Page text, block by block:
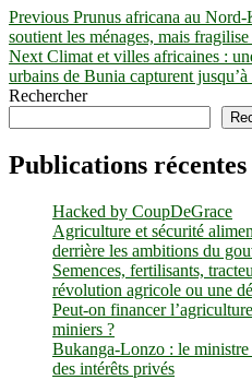
Navigation
de
l’article
Previous Previous
post:
Prunus africana au
soutient les ménages, mais
Next Next
post:
Climat et villes africaines :
urbains de Bunia capturent
Rechercher
Publications récentes
Hacked by CoupDeGrace
Agriculture et sécurité
derrière les ambitions du
Semences, fertilisants,
révolution agricole ou une
Peut-on financer
miniers ?
Bukanga-Lonzo : le ministre
des intérêts privés